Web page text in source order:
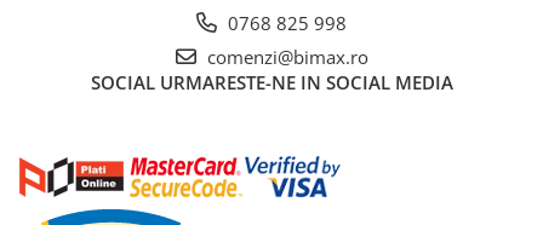
Acumulatori
Acumulatori 36V
Acumulatori 48V
Cauciucuri
0768 825 998
comenzi@bimax.ro
SOCIAL URMARESTE-NE IN SOCIAL MEDIA